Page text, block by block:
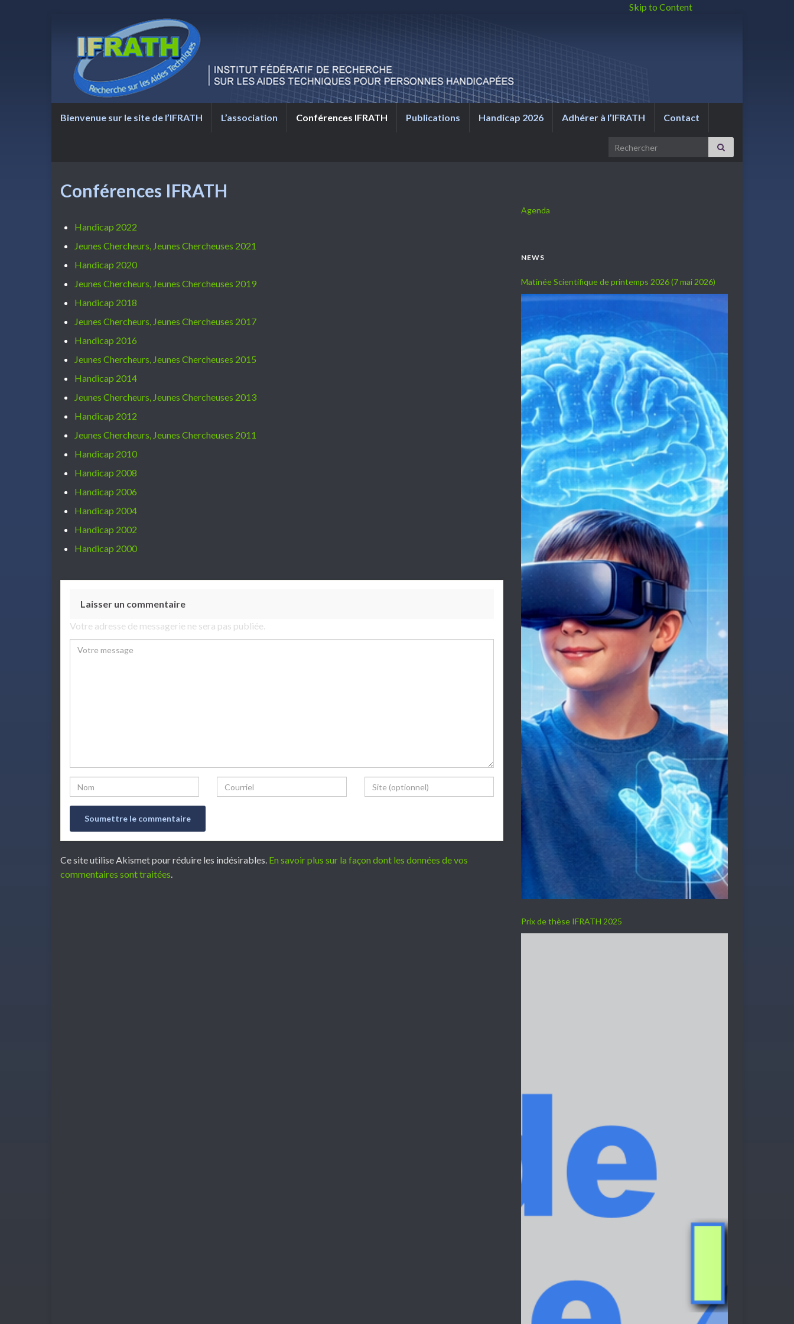
Skip to Content
Bienvenue sur le site de l’IFRATH L’association Conférences IFRATH Publications Handicap 2026 Adhérer à l’IFRATH Contact
Search for:
Conférences IFRATH
Handicap 2022
Jeunes Chercheurs, Jeunes Chercheuses 2021
Handicap 2020
Jeunes Chercheurs, Jeunes Chercheuses 2019
Handicap 2018
Jeunes Chercheurs, Jeunes Chercheuses 2017
Handicap 2016
Jeunes Chercheurs, Jeunes Chercheuses 2015
Handicap 2014
Jeunes Chercheurs, Jeunes Chercheuses 2013
Handicap 2012
Jeunes Chercheurs, Jeunes Chercheuses 2011
Handicap 2010
Handicap 2008
Handicap 2006
Handicap 2004
Handicap 2002
Handicap 2000
Laisser un commentaire
Votre adresse de messagerie ne sera pas publiée.
Comment
Name Email Website
Ce site utilise Akismet pour réduire les indésirables. En savoir plus sur la façon dont les données de vos
commentaires sont traitées.
Agenda
NEWS
Matinée Scientifique de printemps 2026 (7 mai 2026)
Prix de thèse IFRATH 2025